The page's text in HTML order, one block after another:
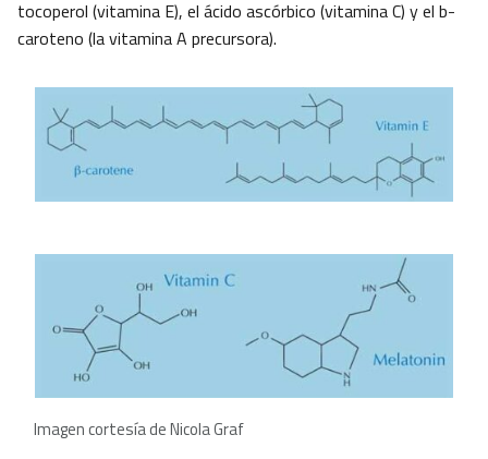
tocoperol (vitamina E), el ácido ascórbico (vitamina C) y el b-
caroteno (la vitamina A precursora).
Imagen cortesía de Nicola Graf